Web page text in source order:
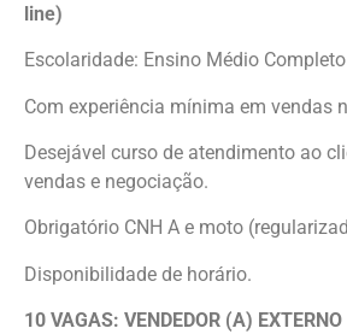
line)
Escolaridade: Ensino Médio Completo
Com experiência mínima em vendas
Desejável curso de atendimento ao
vendas e negociação.
Obrigatório CNH A e moto
Disponibilidade de horário.
10 VAGAS: VENDEDOR (A)